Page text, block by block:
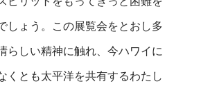
しょう。この展覧会をとおし多
らしい精神に触れ、今ハワイに
くとも太平洋を共有するわたし